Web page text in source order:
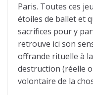
Paris. Toutes ces
étoiles de ballet et
sacrifices pour y
retrouve ici son
offrande rituelle à
destruction (réelle
volontaire de la